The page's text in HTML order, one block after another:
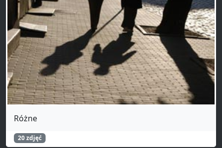
Różne
20 zdjęć